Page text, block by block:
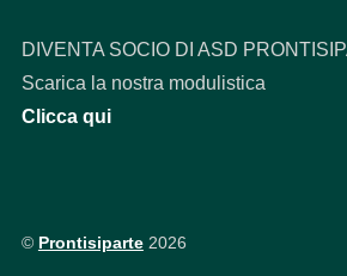
DIVENTA SOCIO DI ASD
Scarica la nostra modulistica
Clicca qui
© Prontisiparte2026